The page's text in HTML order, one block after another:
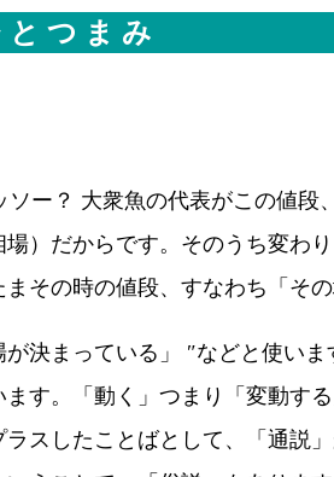
と つ ま み
ー？ 大衆魚の代表がこの値段
）だからです。そのうち変わ
その時の値段、すなわち「その
決まっている」 ″などと使い
す。「動く」つまり「変動す
スしたことばとして、「通説